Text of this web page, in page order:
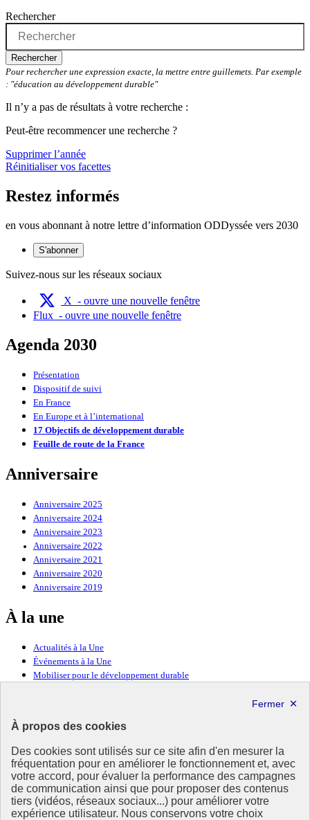
À propos des cookies
Des cookies sont utilisés sur ce site afin d'en mesurer la
fréquentation pour en améliorer le fonctionnement et, avec
votre accord, pour évaluer la performance des campagnes
de communication ainsi que pour proposer des contenus
tiers (vidéos, réseaux sociaux...) pour améliorer votre
expérience utilisateur. Nous conservons votre choix
Rechercher
Rechercher
Pour rechercher une expression exacte, la mettre entre guillemets. Par exemple
: "éducation au développement durable"
Il n’y a pas de résultats à votre recherche :
Peut-être recommencer une recherche ?
Supprimer l’année
Réinitialiser vos facettes
Restez informés
en vous abonnant à notre lettre d’information ODDyssée vers 2030
S'abonner
Suivez-nous sur les réseaux sociaux
X - ouvre une nouvelle fenêtre
Flux - ouvre une nouvelle fenêtre
Agenda 2030
Présentation
Dispositif de suivi
En France
En Europe et à l’international
17 Objectifs de développement durable
Feuille de route de la France
Anniversaire
Anniversaire 2025
Anniversaire 2024
Anniversaire 2023
Anniversaire 2022
Anniversaire 2021
Anniversaire 2020
Anniversaire 2019
À la une
Actualités à la Une
Événements à la Une
Mobiliser pour le développement durable
Ressources
Ressources
La Méth’ODD
Gouvernement